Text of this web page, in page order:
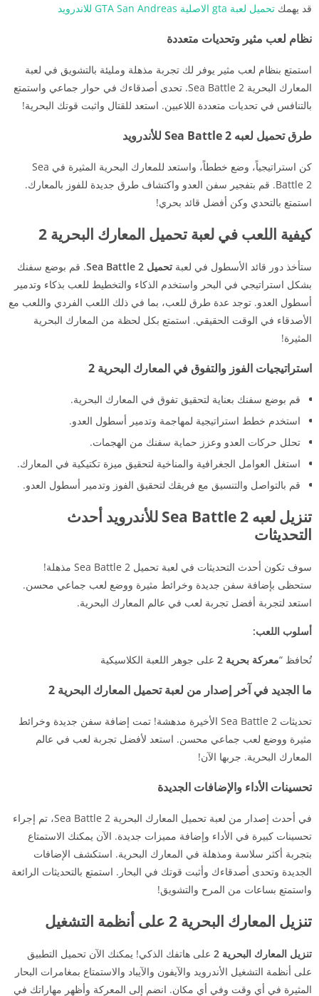
قد يهمك تحميل لعبة gta الاصلية GTA San Andreas للاندرويد
نظام لعب مثير وتحديات متعددة
استمتع بنظام لعب مثير يوفر لك تجربة مذهلة ومليئة بالتشويق في لعبة
المعارك البحرية Sea Battle 2. تحدى أصدقاءك في حوار جماعي واستمتع
بالتنافس في تحديات متعددة اللاعبين. استعد للقتال واثبت قوتك البحرية!
طرق تحميل لعبه Sea Battle 2 للأندرويد
كن استراتيجياً، وضع خططاً، واستعد للمعارك البحرية المثيرة في Sea
Battle 2. قم بتفجير سفن العدو واكتشاف طرق جديدة للفوز بالمعارك.
استمتع بالتحدي وكن أفضل قائد بحري!
كيفية اللعب في لعبة تحميل المعارك البحرية 2
ستأخذ دور قائد الأسطول في لعبة تحميل Sea Battle 2
. قم بوضع سفنك
بشكل استراتيجي في البحر واستخدم الذكاء والتخطيط للعب بذكاء وتدمير
أسطول العدو. توجد عدة طرق للعب، بما في ذلك اللعب الفردي واللعب مع
الأصدقاء في الوقت الحقيقي. استمتع بكل لحظة من المعارك البحرية
المثيرة!
استراتيجيات الفوز والتفوق في المعارك البحرية 2
قم بوضع سفنك بعناية لتحقيق تفوق في المعارك البحرية.
استخدم خطط استراتيجية لمهاجمة وتدمير أسطول العدو.
تحلل حركات العدو وعزز حماية سفنك من الهجمات.
استغل العوامل الجغرافية والمناخية لتحقيق ميزة تكتيكية في المعارك.
قم بالتواصل والتنسيق مع فريقك لتحقيق الفوز وتدمير أسطول العدو.
تنزيل لعبه Sea Battle 2 للأندرويد أحدث
التحديثات
سوف تكون أحدث التحديثات في لعبة تحميل Sea Battle 2 مذهلة!
ستحظى بإضافة سفن جديدة وخرائط مثيرة ووضع لعب جماعي محسن.
استعد لتجربة أفضل تجربة لعب في عالم المعارك البحرية.
أسلوب اللعب:
تُحافظ “معركة بحرية 2 على جوهر اللعبة الكلاسيكية
ما الجديد في آخر إصدار من لعبة تحميل المعارك البحرية 2
تحديثات Sea Battle 2 الأخيرة مدهشة! تمت إضافة سفن جديدة وخرائط
مثيرة ووضع لعب جماعي محسن. استعد لأفضل تجربة لعب في عالم
المعارك البحرية. جربها الآن!
تحسينات الأداء والإضافات الجديدة
في أحدث إصدار من لعبة تحميل المعارك البحرية Sea Battle 2، تم إجراء
تحسينات كبيرة في الأداء وإضافة مميزات جديدة. الآن يمكنك الاستمتاع
بتجربة أكثر سلاسة ومذهلة في المعارك البحرية. استكشف الإضافات
الجديدة وتحدى أصدقاءك وأثبت قوتك في البحار. استمتع بالتحديثات الرائعة
واستمتع بساعات من المرح والتشويق!
تنزيل المعارك البحرية 2 على أنظمة التشغيل
تنزيل المعارك البحرية 2
على هاتفك الذكي! يمكنك الآن تحميل التطبيق
على أنظمة التشغيل الأندرويد والآيفون والآيباد والاستمتاع بمغامرات البحار
المثيرة في أي وقت وفي أي مكان. انضم إلى المعركة وأظهر مهاراتك في